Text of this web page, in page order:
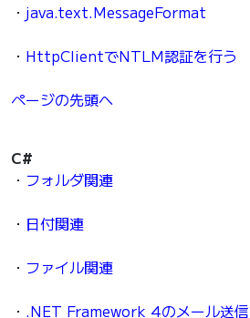
・ java.text.MessageFormat
・ HttpClientでNTLM認証を行う
ページの先頭へ
C#
・ フォルダ関連
・ 日付関連
・ ファイル関連
・ .NET Framework 4のメール送